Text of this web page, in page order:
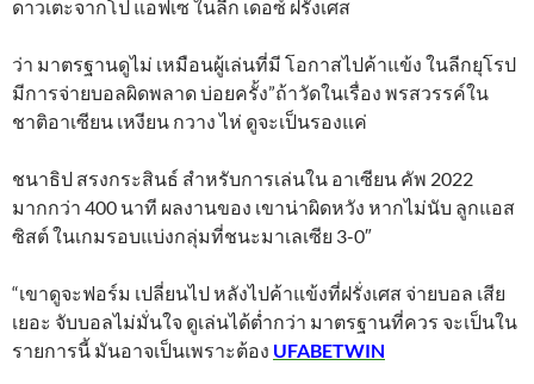
ดาวเตะจากโป แอฟเซ ในลีก เดอซ์ ฝรั่งเศส
ว่า มาตรฐานดูไม่ เหมือนผู้เล่นที่มี โอกาสไปค้าแข้ง ในลีกยุโรป
มีการจ่ายบอลผิดพลาด บ่อยครั้ง”ถ้าวัดในเรื่อง พรสวรรค์ใน
ชาติอาเซียน เหงียน กวาง ไห่ ดูจะเป็นรองแค่
ชนาธิป สรงกระสินธ์ สำหรับการเล่นใน อาเซียน คัพ 2022
มากกว่า 400 นาที ผลงานของ เขาน่าผิดหวัง หากไม่นับ ลูกแอส
ซิสต์ ในเกมรอบแบ่งกลุ่มที่ชนะมาเลเซีย 3-0″
“เขาดูจะฟอร์ม เปลี่ยนไป หลังไปค้าแข้งที่ฝรั่งเศส จ่ายบอล เสีย
เยอะ จับบอลไม่มั่นใจ ดูเล่นได้ตํ่ากว่า มาตรฐานที่ควร จะเป็นใน
รายการนี้ มันอาจเป็นเพราะต้อง UFABETWIN